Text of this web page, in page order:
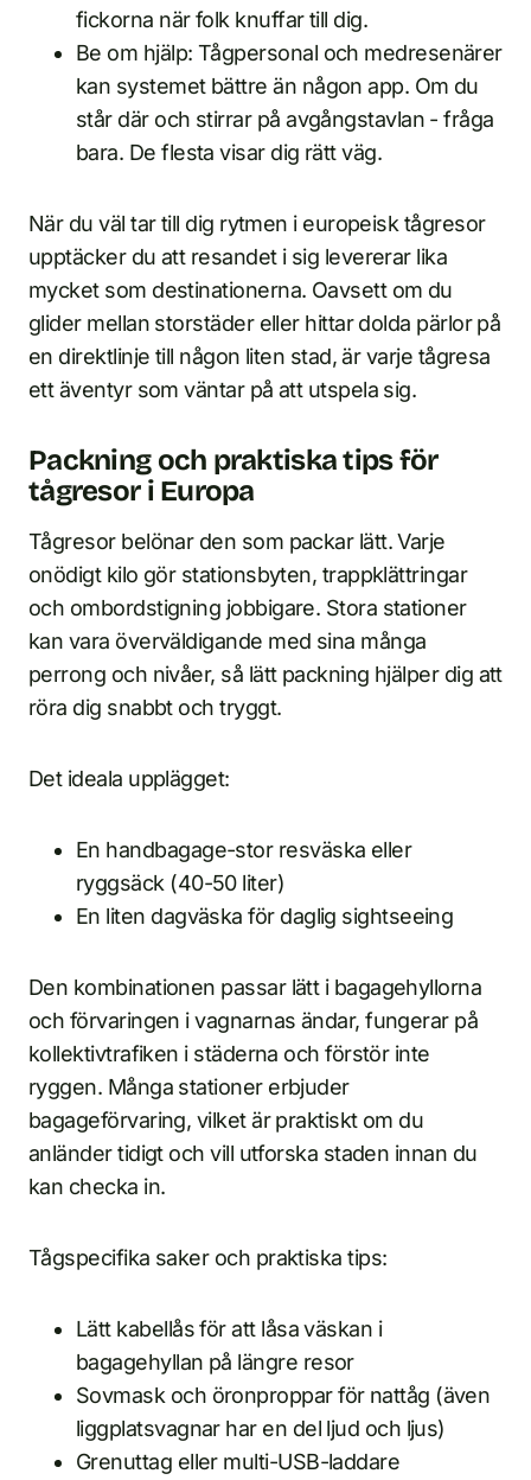
fickorna när folk knuffar till dig.
Be om hjälp: Tågpersonal och medresenärer
kan systemet bättre än någon app. Om du
står där och stirrar på avgångstavlan - fråga
bara. De flesta visar dig rätt väg.
När du väl tar till dig rytmen i europeisk tågresor
upptäcker du att resandet i sig levererar lika
mycket som destinationerna. Oavsett om du
glider mellan storstäder eller hittar dolda pärlor på
en direktlinje till någon liten stad, är varje tågresa
ett äventyr som väntar på att utspela sig.
Packning och praktiska tips för
tågresor i Europa
Tågresor belönar den som packar lätt. Varje
onödigt kilo gör stationsbyten, trappklättringar
och ombordstigning jobbigare. Stora stationer
kan vara överväldigande med sina många
perrong och nivåer, så lätt packning hjälper dig att
röra dig snabbt och tryggt.
Det ideala upplägget:
En handbagage-stor resväska eller
ryggsäck (40-50 liter)
En liten dagväska för daglig sightseeing
Den kombinationen passar lätt i bagagehyllorna
och förvaringen i vagnarnas ändar, fungerar på
kollektivtrafiken i städerna och förstör inte
ryggen. Många stationer erbjuder
bagageförvaring, vilket är praktiskt om du
anländer tidigt och vill utforska staden innan du
kan checka in.
Tågspecifika saker och praktiska tips:
Lätt kabellås för att låsa väskan i
bagagehyllan på längre resor
Sovmask och öronproppar för nattåg (även
liggplatsvagnar har en del ljud och ljus)
Grenuttag eller multi-USB-laddare